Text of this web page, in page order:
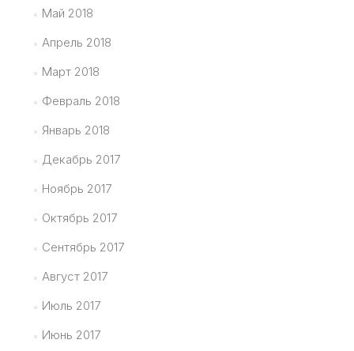
Май 2018
Апрель 2018
Март 2018
Февраль 2018
Январь 2018
Декабрь 2017
Ноябрь 2017
Октябрь 2017
Сентябрь 2017
Август 2017
Июль 2017
Июнь 2017